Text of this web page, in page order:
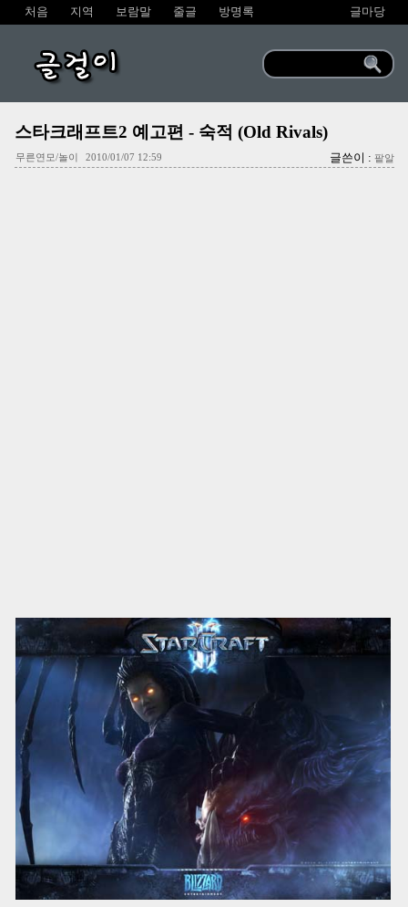
처음 지역 보람말 줄글 방명록 글마당
글걸이
스타크래프트2 예고편 - 숙적 (Old Rivals)
무른연모/놀이 2010/01/07 12:59 글쓴이 : 팥알